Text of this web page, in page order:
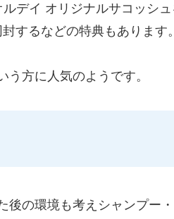
デイ オリジナルサコッシ
するなどの特典もあります。
う方に人気のようです。
後の環境も考えシャンプー